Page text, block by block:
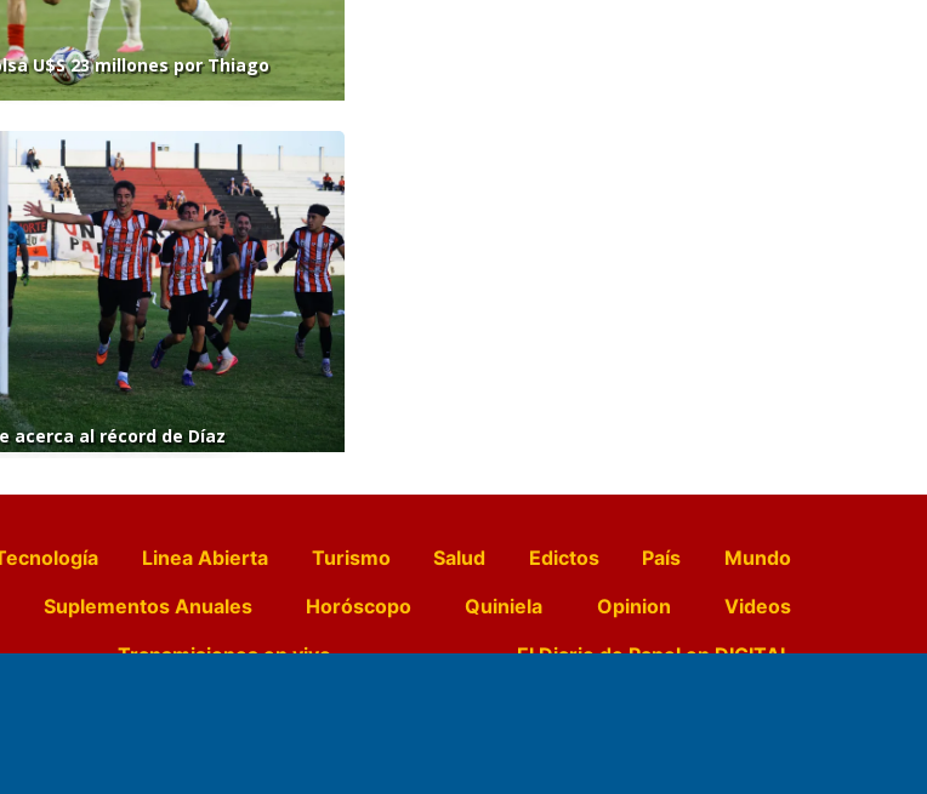
U$S 23 millones por Thiago
acerca al récord de Díaz
Linea Abierta Turismo Salud Edictos País
Mundo
Suplementos Anuales Horóscopo Quiniela Opinion
Videos
Transmisiones en vivo El Diario de Papel en DIGITAL